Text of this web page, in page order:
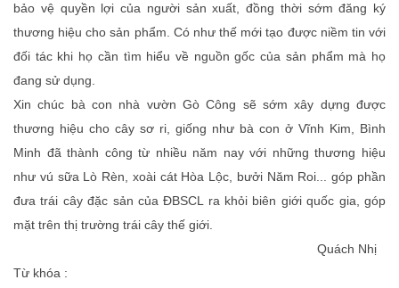
bảo vệ quyền lợi của người sản xuất, đồng thời sớm đăng ký
thương hiệu cho sản phẩm. Có như thế mới tạo được niềm tin với
đối tác khi họ cần tìm hiểu về nguồn gốc của sản phẩm mà họ
đang sử dụng.
Xin chúc bà con nhà vườn Gò Công sẽ sớm xây dựng được
thương hiệu cho cây sơ ri, giống như bà con ở Vĩnh Kim, Bình
Minh đã thành công từ nhiều năm nay với những thương hiệu
như vú sữa Lò Rèn, xoài cát Hòa Lộc, bưởi Năm Roi... góp phần
đưa trái cây đặc sản của ĐBSCL ra khỏi biên giới quốc gia, góp
mặt trên thị trường trái cây thế giới.
Quách Nhị
Từ khóa :